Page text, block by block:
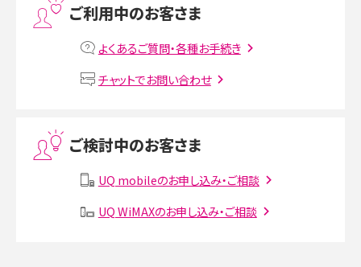
MNOとは？MVNOやMVNEとの違いやメリット・デメリットを解説
VPN接続とは？仕組みや必要性、メリット・デメリット、接続方法を解説
Instagram（インスタグラム）でスクショするとバレる？バレるケースや撮り方も解
SMSとは？料金やできること、注意点や届かない時の対処法を解説
ご利用中のお客さま
よくあるご質問・各種お手続き
チャットでお問い合わせ
ご検討中のお客さま
UQ mobileのお申し込み・ご相談
UQ WiMAXのお申し込み・ご相談